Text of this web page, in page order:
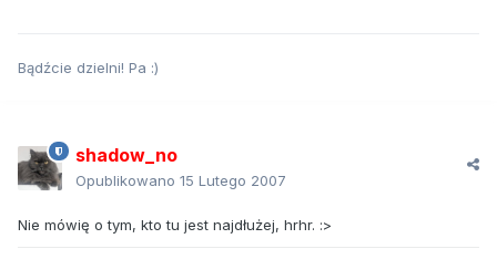
Bądźcie dzielni! Pa :)
shadow_no
Opublikowano 15 Lutego 2007
Nie mówię o tym, kto tu jest najdłużej, hrhr. :>